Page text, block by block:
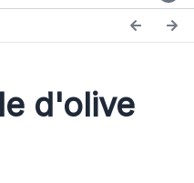
d'olive